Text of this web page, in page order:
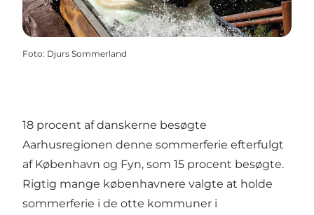
Foto: Djurs Sommerland
18 procent af danskerne besøgte
Aarhusregionen denne sommerferie efterfulgt
af København og Fyn, som 15 procent besøgte.
Rigtig mange københavnere valgte at holde
sommerferie i de otte kommuner i